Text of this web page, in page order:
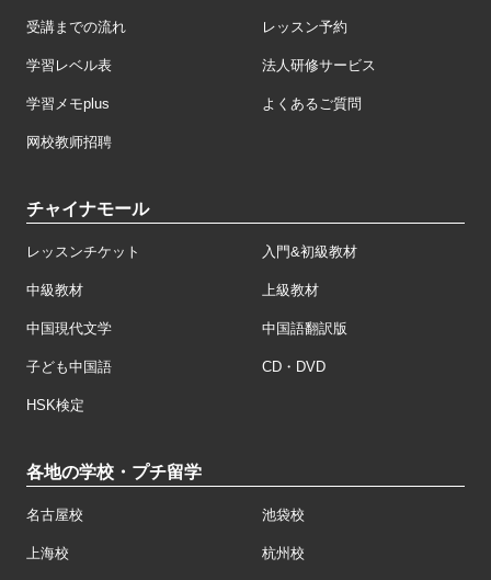
受講までの流れ レッスン予約
学習レベル表 法人研修サービス
学習メモplus よくあるご質問
网校教师招聘
チャイナモール
レッスンチケット 入門&初級教材
中級教材 上級教材
中国現代文学 中国語翻訳版
子ども中国語 CD・DVD
HSK検定
各地の学校・プチ留学
名古屋校 池袋校
上海校 杭州校